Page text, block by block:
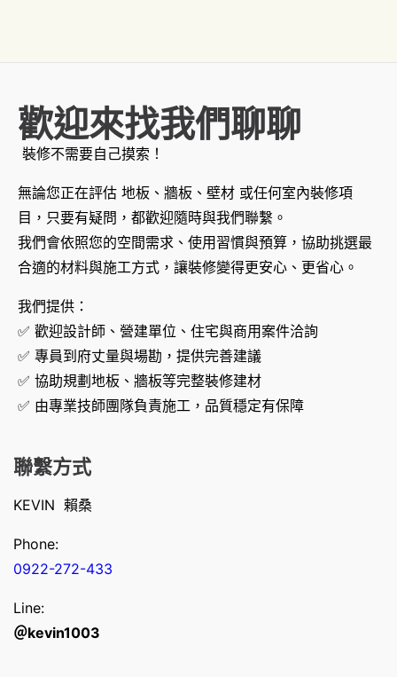
歡迎來找我們聊聊
裝修不需要自己摸索！
無論您正在評估 地板、牆板、壁材 或任何室內裝修項
目，只要有疑問，都歡迎隨時與我們聯繫。
我們會依照您的空間需求、使用習慣與預算，協助挑選最
合適的材料與施工方式，讓裝修變得更安心、更省心。
我們提供：
✅ 歡迎設計師、營建單位、住宅與商用案件洽詢
✅ 專員到府丈量與場勘，提供完善建議
✅ 協助規劃地板、牆板等完整裝修建材
✅ 由專業技師團隊負責施工，品質穩定有保障
聯繫方式
KEVIN 賴桑
Phone:
0922-272-433
Line:
＠kevin1003